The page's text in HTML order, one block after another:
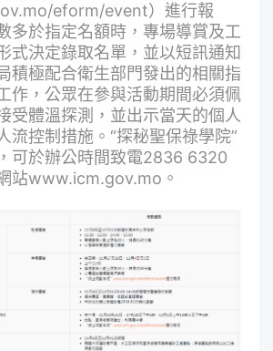
eform/event）進行報
多於指定名額時，專場導賞及工
式決定錄取名單，並以短訊通知
積極配合衛生部門發出的相關指
作，公眾在參與活動期間必須佩
受體溫探測，並出示當天的個人
流控制措施。“探秘聖保祿學院”
可於辦公時間致電2836 6320
站www.icm.gov.mo 。